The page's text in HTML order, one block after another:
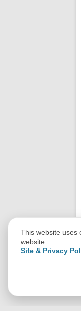
This website uses
website.
Site & Privacy